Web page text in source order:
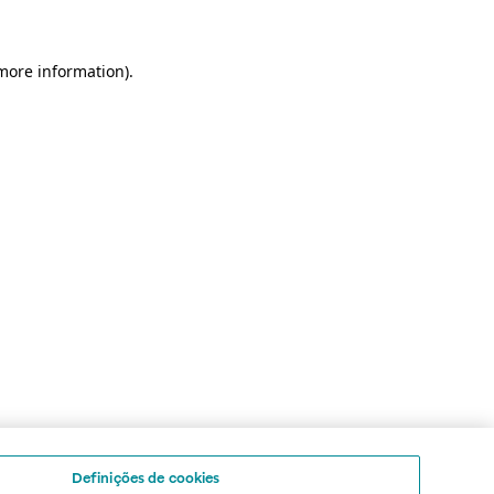
information).
Definições de cookies